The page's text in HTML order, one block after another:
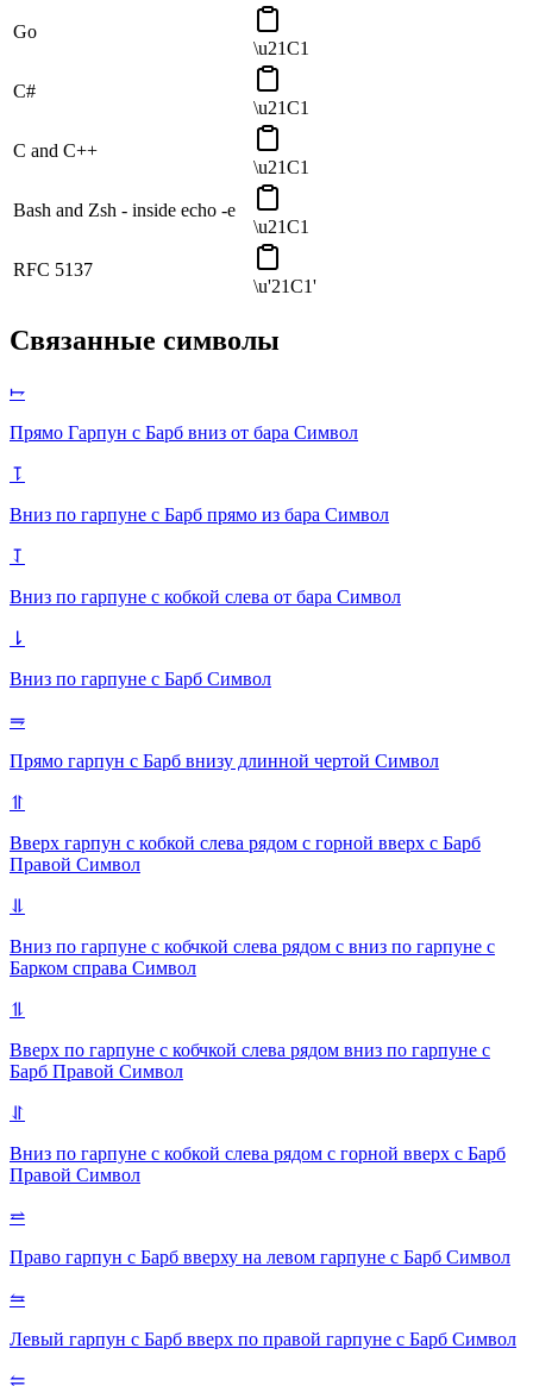
Go
\u21C1
C#
\u21C1
C and C++
\u21C1
Bash and Zsh - inside echo -e
\u21C1
RFC 5137
\u'21C1'
Связанные символы
⥟
Прямо Гарпун с Барб вниз от бара Символ
⥝
Вниз по гарпуне с Барб прямо из бара Символ
⥡
Вниз по гарпуне с кобкой слева от бара Символ
⇂
Вниз по гарпуне с Барб Символ
⥭
Прямо гарпун с Барб внизу длинной чертой Символ
⥣
Вверх гарпун с кобкой слева рядом с горной вверх с Барб
Правой Символ
⥥
Вниз по гарпуне с кобчкой слева рядом с вниз по гарпуне с
Барком справа Символ
⥮
Вверх по гарпуне с кобчкой слева рядом вниз по гарпуне с
Барб Правой Символ
⥯
Вниз по гарпуне с кобкой слева рядом с горной вверх с Барб
Правой Символ
⥨
Право гарпун с Барб вверху на левом гарпуне с Барб Символ
⥦
Левый гарпун с Барб вверх по правой гарпуне с Барб Символ
⥢